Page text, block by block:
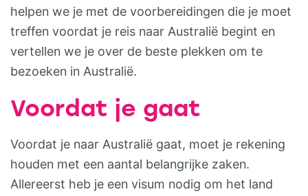
helpen we je met de voorbereidingen die je moet
treffen voordat je reis naar Australië begint en
vertellen we je over de beste plekken om te
bezoeken in Australië.
Voordat je gaat
Voordat je naar Australië gaat, moet je rekening
houden met een aantal belangrijke zaken.
Allereerst heb je een visum nodig om het land